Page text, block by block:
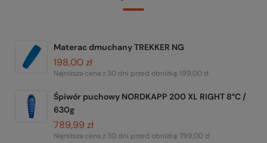
Materac dmuchany TREKKER NG
198,00 zł
Najniższa cena z 30 dni przed obniżką:199,00 zł
Śpiwór puchowy NORDKAPP 200 XL RIGHT 8°C /
630g
789,99 zł
Najniższa cena z 30 dni przed obniżką: 799,00 zł